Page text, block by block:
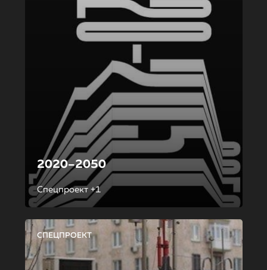
2020–2050
Спецпроект +1
СПЕЦПРОЕКТ